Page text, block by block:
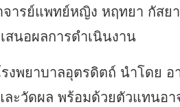
ารย์แพทย์หญิง หฤทยา กัส
นอผลการดำเนินงาน
พยาบาลอุตรดิตถ์ นำโดย
ะวัดผล พร้อมด้วยตัวแทนอ